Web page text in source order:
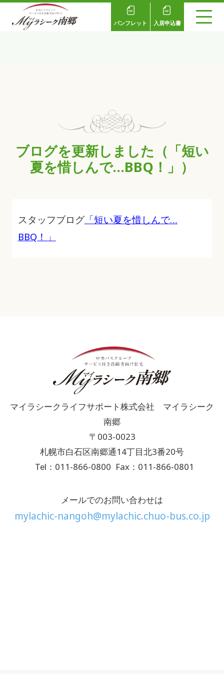
パンフレット 入居申込書
ブログを更新しました（「短い
夏を惜しんで…BBQ！」）
スタッフブログ「短い夏を惜しんで…
BBQ！」
マイラシークライフサポート株式会社 マイラシーク
南郷
〒003-0023
札幌市白石区南郷通14丁目北3番20号
Tel：011-866-0800 Fax：011-866-0801
メールでのお問い合わせは
mylachic-nangoh@mylachic.chuo-bus.co.jp